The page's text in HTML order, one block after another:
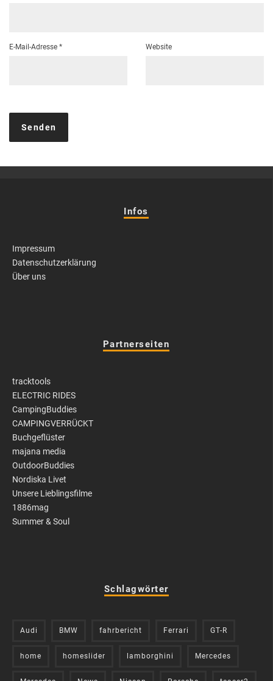
E-Mail-Adresse * Website
Infos
Impressum
Datenschutzerklärung
Über uns
Partnerseiten
tracktools
ELECTRIC RIDES
CampingBuddies
CAMPINGVERRÜCKT
Buchgeflüster
majana media
OutdoorBuddies
Nordiska Livet
Unsere Lieblingsfilme
1886mag
Summer & Soul
Schlagwörter
Audi BMW fahrbericht Ferrari GT-R
home homeslider lamborghini Mercedes